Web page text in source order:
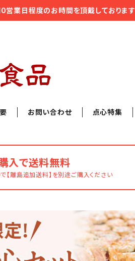
営業日程度のお時間を頂戴しております
お問い合わせ 点心特集
入で送料無料
離島追加送料】を別途ご購入ください